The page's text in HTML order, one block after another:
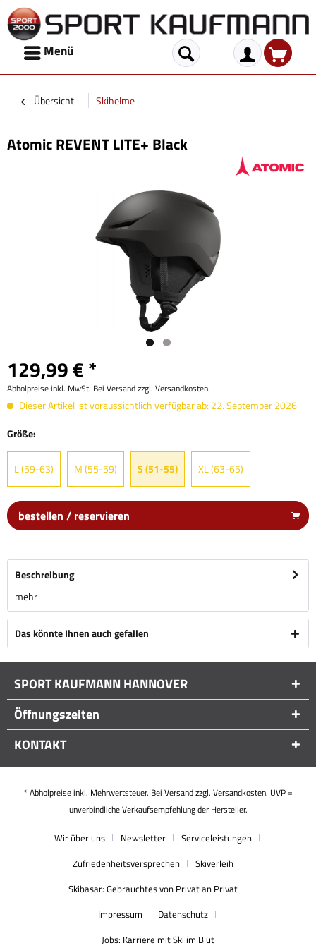
Menü
Übersicht Skihelme
Atomic REVENT LITE+ Black
129,99 € *
Abholpreise inkl. MwSt. Bei Versand zzgl. Versandkosten.
Dieser Artikel ist voraussichtlich verfügbar ab: 22. September 2026
Größe:
L (59-63) M (55-59) S (51-55) XL (63-65)
bestellen / reservieren
Beschreibung
mehr
Das könnte Ihnen auch gefallen
SPORT KAUFMANN HANNOVER
Öffnungszeiten
KONTAKT
* Abholpreise inkl. Mehrwertsteuer. Bei Versand zzgl. Versandkosten. UVP =
unverbindliche Verkaufsempfehlung der Hersteller.
Wir über uns Newsletter
Serviceleistungen
Zufriedenheitsversprechen
Skiverleih
Skibasar: Gebrauchtes von Privat an Privat
Impressum
Datenschutz
Jobs: Karriere mit Ski im Blut